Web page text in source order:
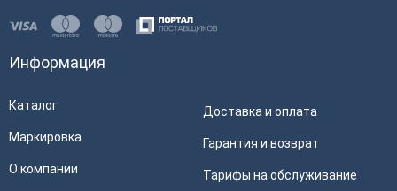
Информация
Каталог
Маркировка
О компании
Доставка и оплата
Гарантия и возврат
Тарифы на обслуживание